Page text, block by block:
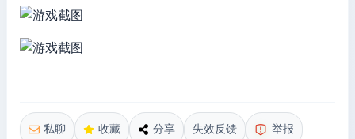
私聊 收藏 分享 失效反馈 举报